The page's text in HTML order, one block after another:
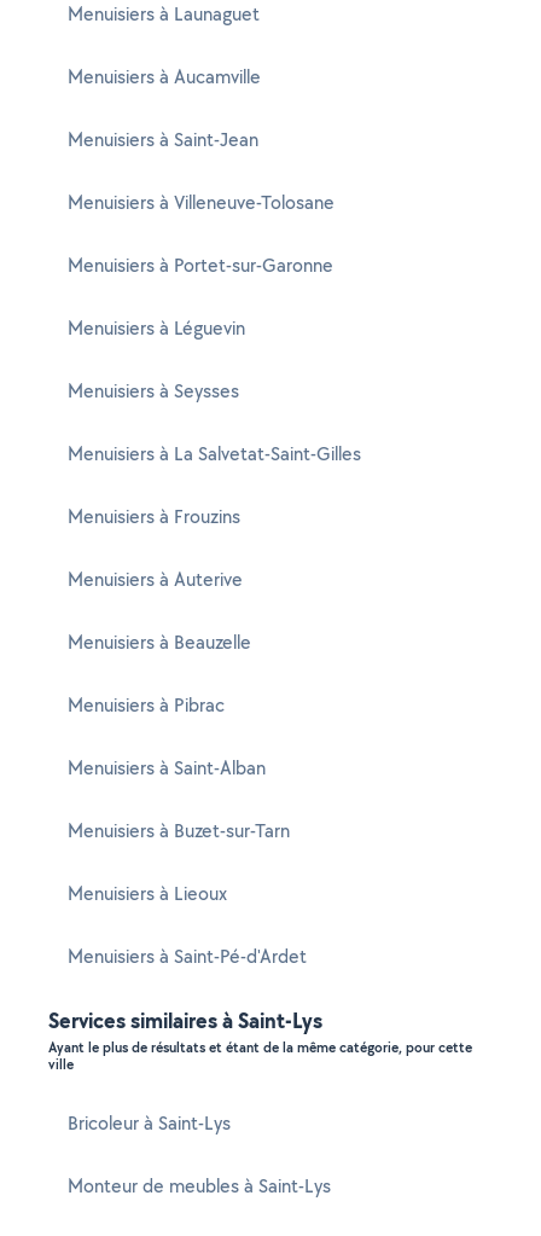
Menuisiers à Launaguet
Menuisiers à Aucamville
Menuisiers à Saint-Jean
Menuisiers à Villeneuve-Tolosane
Menuisiers à Portet-sur-Garonne
Menuisiers à Léguevin
Menuisiers à Seysses
Menuisiers à La Salvetat-Saint-Gilles
Menuisiers à Frouzins
Menuisiers à Auterive
Menuisiers à Beauzelle
Menuisiers à Pibrac
Menuisiers à Saint-Alban
Menuisiers à Buzet-sur-Tarn
Menuisiers à Lieoux
Menuisiers à Saint-Pé-d'Ardet
Services similaires à Saint-Lys
Ayant le plus de résultats et étant de la même catégorie, pour cette
ville
Bricoleur à Saint-Lys
Monteur de meubles à Saint-Lys